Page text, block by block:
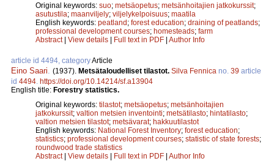
Original keywords: suo; metsäopetus; metsänhoitajien jatkokurssit;
asutustila; maanviljely; viljelykelpoisuus; maatila
English keywords: peatland; forest education; draining of peatlands;
professional development courses; homesteads; farm
Abstract| View details | Full text in PDF | Author Info
article id 4494, categoryArticle
Eino Saari (1937). Metsätaloudelliset tilastot. Silva Fennica no. 39 article
id 4494 https://doi.org/10.14214/sf.a13904
English title: Forestry statistics.
Original keywords: tilastot; metsäopetus; metsänhoitajien
jatkokurssit; valtion metsien inventointi; metsätilasto; hintatilasto;
valtion metsien tilastot; metsävarat; hakkuutilastot
English keywords: National Forest Inventory; forest education;
statistics; professional development courses; statistic of state forests;
roundwood trade statistics
Abstract| View details | Full text in PDF | Author Info